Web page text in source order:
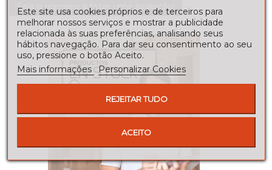
Seja o primeiro a fazer uma avaliação!
Este site usa cookies próprios e de terceiros para
melhorar nossos serviços e mostrar a publicidade
relacionada às suas preferências, analisando seus
hábitos navegação. Para dar seu consentimento ao seu
uso, pressione o botão Aceito.
Mais informações Personalizar Cookies
REJEITAR TUDO
ACEITO